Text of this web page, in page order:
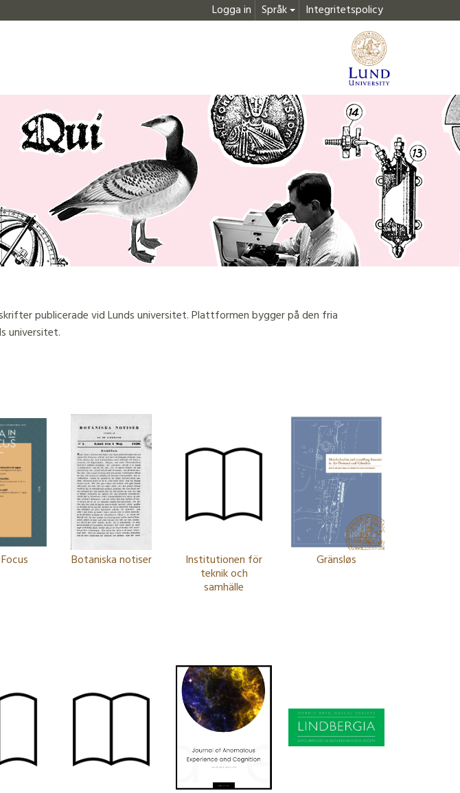
Logga in Språk Integritetspolicy
publicerade vid Lunds universitet. Plattformen bygger på den fria
universitet.
Botaniska notiser Institutionen för
teknik och
samhälle
Gränsløs